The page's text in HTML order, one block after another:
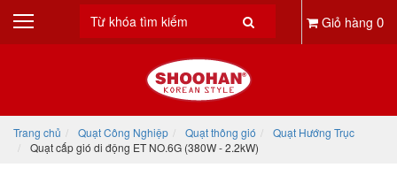
Giỏ hàng 0
Trang chủ Quạt Công Nghiệp Quạt thông gió
Quạt Hướng Trục
Quạt cấp gió di động ET NO.6G (380W - 2.2kW)